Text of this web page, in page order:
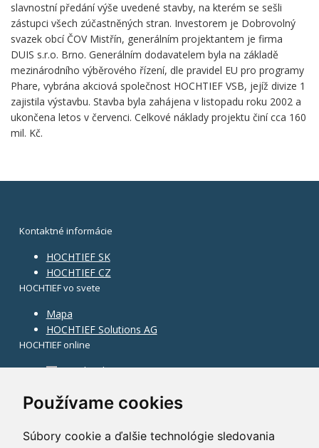
Používame cookies
Súbory cookie a ďalšie technológie sledovania
slavnostní předání výše uvedené stavby, na kterém se sešli
zástupci všech zúčastněných stran. Investorem je Dobrovolný
svazek obcí ČOV Mistřín, generálním projektantem je firma
DUIS s.r.o. Brno. Generálním dodavatelem byla na základě
mezinárodního výběrového řízení, dle pravidel EU pro programy
Phare, vybrána akciová společnost HOCHTIEF VSB, jejíž divize 1
zajistila výstavbu. Stavba byla zahájena v listopadu roku 2002 a
ukončena letos v červenci. Celkové náklady projektu činí cca 160
mil. Kč.
Kontaktné informácie
HOCHTIEF SK
HOCHTIEF CZ
HOCHTIEF vo svete
Mapa
HOCHTIEF Solutions AG
HOCHTIEF online
Facebook